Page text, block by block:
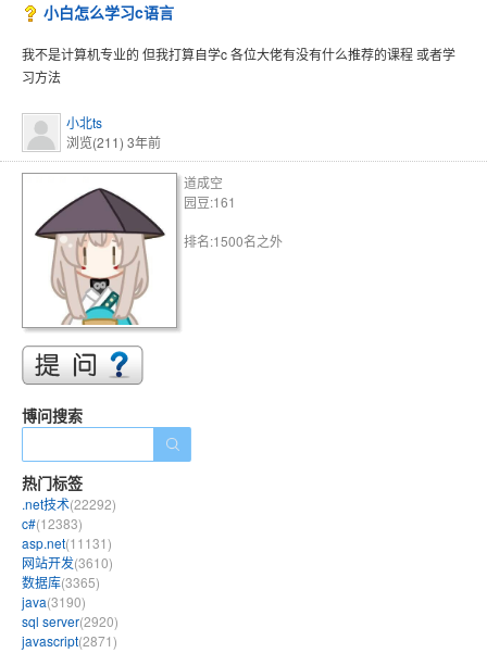
小白怎么学习c语言
我不是计算机专业的 但我打算自学c 各位大佬有没有什么推荐的课程 或者学
习方法
小北ts
浏览(211) 3年前
道成空
园豆:161
排名:1500名之外
博问搜索
热门标签
.net技术(22292)
c#(12383)
asp.net(11131)
网站开发(3610)
数据库(3365)
java(3190)
sql server(2920)
javascript(2871)